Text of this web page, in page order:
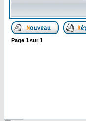
Page 1 sur1